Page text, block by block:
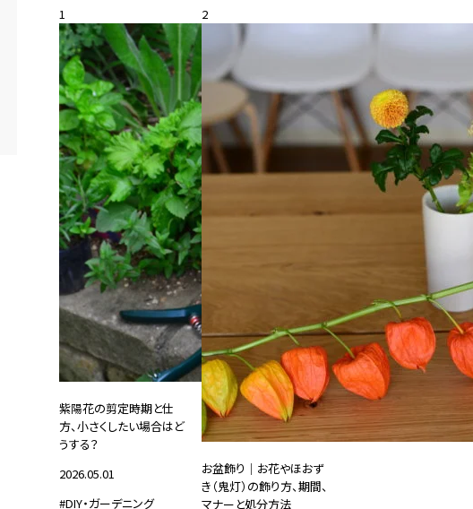
1
紫陽花の剪定時期と仕
方、小さくしたい場合はど
うする？
2026.05.01
#DIY・ガーデニング
2
お盆飾り｜お花やほおず
き（鬼灯）の飾り方、期間、
マナーと処分方法